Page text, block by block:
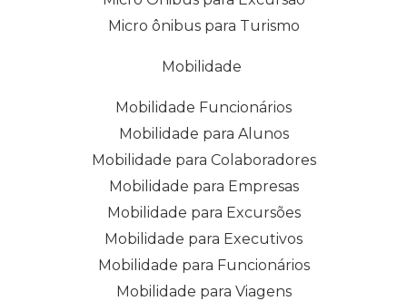
Micro ônibus para Turismo
Mobilidade
Mobilidade Funcionários
Mobilidade para Alunos
Mobilidade para Colaboradores
Mobilidade para Empresas
Mobilidade para Excursões
Mobilidade para Executivos
Mobilidade para Funcionários
Mobilidade para Viagens